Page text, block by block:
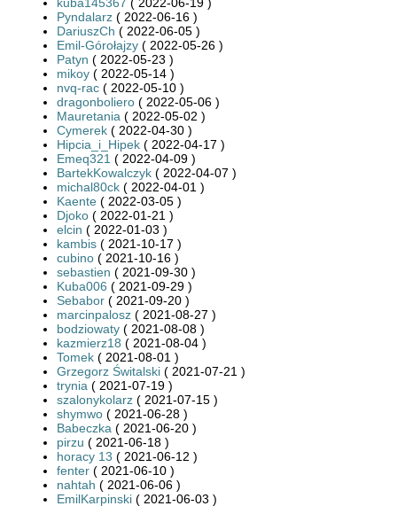
Pyndalarz ( 2022-06-16 )
DariuszCh ( 2022-06-05 )
Emil-Górołajzy ( 2022-05-26 )
Patyn ( 2022-05-23 )
mikoy ( 2022-05-14 )
nvq-rac ( 2022-05-10 )
dragonboliero ( 2022-05-06 )
Mauretania ( 2022-05-02 )
Cymerek ( 2022-04-30 )
Hipcia_i_Hipek ( 2022-04-17 )
Emeq321 ( 2022-04-09 )
BartekKowalczyk ( 2022-04-07 )
michal80ck ( 2022-04-01 )
Kaente ( 2022-03-05 )
Djoko ( 2022-01-21 )
elcin ( 2022-01-03 )
kambis ( 2021-10-17 )
cubino ( 2021-10-16 )
sebastien ( 2021-09-30 )
Kuba006 ( 2021-09-29 )
Sebabor ( 2021-09-20 )
marcinpalosz ( 2021-08-27 )
bodziowaty ( 2021-08-08 )
kazmierz18 ( 2021-08-04 )
Tomek ( 2021-08-01 )
Grzegorz Świtalski ( 2021-07-21 )
trynia ( 2021-07-19 )
szalonykolarz ( 2021-07-15 )
shymwo ( 2021-06-28 )
Babeczka ( 2021-06-20 )
pirzu ( 2021-06-18 )
horacy 13 ( 2021-06-12 )
fenter ( 2021-06-10 )
nahtah ( 2021-06-06 )
EmilKarpinski ( 2021-06-03 )